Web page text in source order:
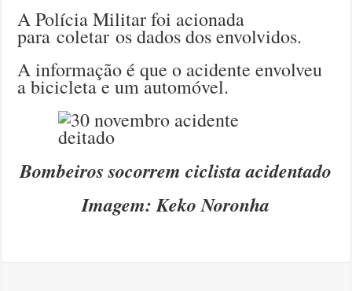
A Polícia Militar foi acionada
para coletar os dados dos envolvidos.
A informação é que o acidente envolveu
a bicicleta e um automóvel.
Bombeiros socorrem ciclista acidentado
Imagem: Keko Noronha